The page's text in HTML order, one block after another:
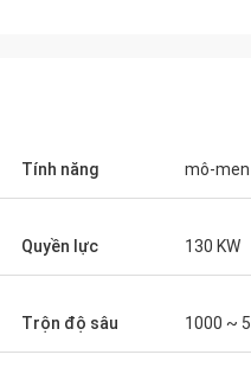
Tính năng mô-
Quyền lực 130 KW
Trộn độ sâu 1000 ~